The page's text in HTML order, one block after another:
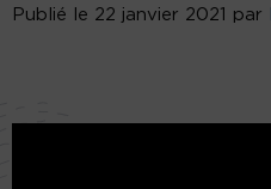
Publié le 22 janvier 2021 par